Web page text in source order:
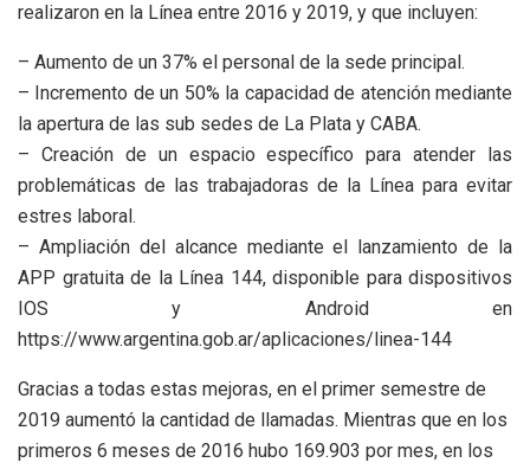
realizaron en la Línea entre 2016 y 2019, y que incluyen:
– Aumento de un 37% el personal de la sede principal.
– Incremento de un 50% la capacidad de atención mediante
la apertura de las sub sedes de La Plata y CABA.
– Creación de un espacio específico para atender las
problemáticas de las trabajadoras de la Línea para evitar
estres laboral.
– Ampliación del alcance mediante el lanzamiento de la
APP gratuita de la Línea 144, disponible para dispositivos
IOS y Android en
https://www.argentina.gob.ar/aplicaciones/linea-144
Gracias a todas estas mejoras, en el primer semestre de
2019 aumentó la cantidad de llamadas. Mientras que en los
primeros 6 meses de 2016 hubo 169.903 por mes, en los